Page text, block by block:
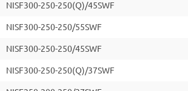
NISF300-250-250(Q)/45SWF
NISF300-250-250/55SWF
NISF300-250-250/45SWF
NISF300-250-250(Q)/37SWF